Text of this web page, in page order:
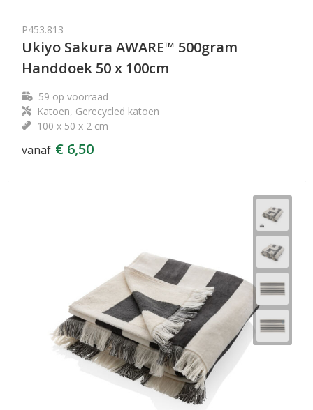
P453.813
Ukiyo Sakura AWARE™ 500gram
Handdoek 50 x 100cm
59 op voorraad
Katoen, Gerecycled katoen
100 x 50 x 2 cm
vanaf € 6,50